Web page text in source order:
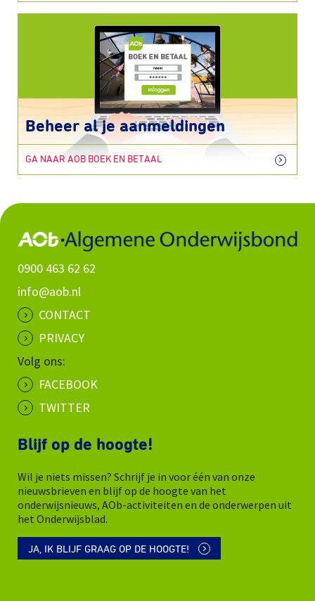
Beheer al je aanmeldingen
GA NAAR AOB BOEK EN BETAAL
0900 463 62 62
info@aob.nl
CONTACT
PRIVACY
Volg ons:
FACEBOOK
TWITTER
Blijf op de hoogte!
Wil je niets missen? Schrijf je in voor één van onze
nieuwsbrieven en blijf op de hoogte van het
onderwijsnieuws, AOb-activiteiten en de onderwerpen uit
het Onderwijsblad.
JA, IK BLIJF GRAAG OP DE HOOGTE!